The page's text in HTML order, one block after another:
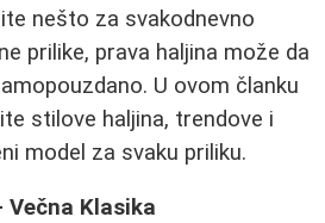
nešto za svakodnevno
prilike, prava haljina može da
U ovom članku
stilove haljina, trendove i
model za svaku priliku.
Večna Klasika